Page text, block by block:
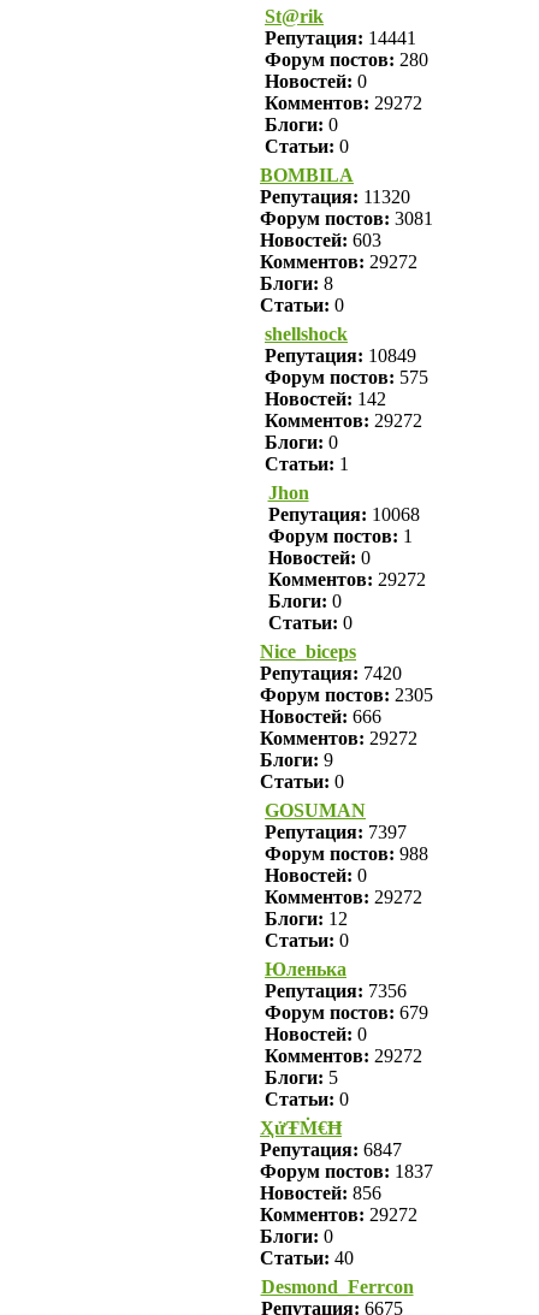
St@rik
Репутация: 14441
Форум постов: 280
Новостей: 0
Комментов: 29272
Блоги: 0
Статьи: 0
BOMBILA
Репутация: 11320
Форум постов: 3081
Новостей: 603
Комментов: 29272
Блоги: 8
Статьи: 0
shellshock
Репутация: 10849
Форум постов: 575
Новостей: 142
Комментов: 29272
Блоги: 0
Статьи: 1
Jhon
Репутация: 10068
Форум постов: 1
Новостей: 0
Комментов: 29272
Блоги: 0
Статьи: 0
Nice_biceps
Репутация: 7420
Форум постов: 2305
Новостей: 666
Комментов: 29272
Блоги: 9
Статьи: 0
GOSUMAN
Репутация: 7397
Форум постов: 988
Новостей: 0
Комментов: 29272
Блоги: 12
Статьи: 0
Юленька
Репутация: 7356
Форум постов: 679
Новостей: 0
Комментов: 29272
Блоги: 5
Статьи: 0
ҲửŦṀ€Ħ
Репутация: 6847
Форум постов: 1837
Новостей: 856
Комментов: 29272
Блоги: 0
Статьи: 40
Desmond_Ferrcon
Репутация: 6675